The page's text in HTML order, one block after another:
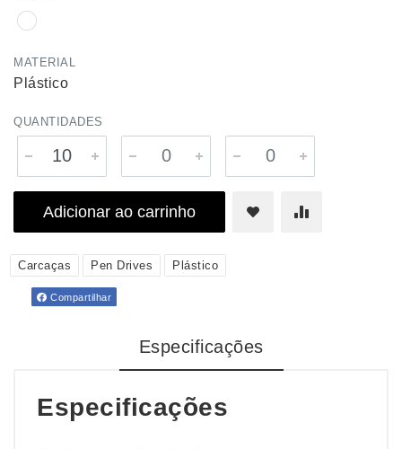
MATERIAL
Plástico
QUANTIDADES
Adicionar ao carrinho
Carcaças Pen Drives Plástico
Compartilhar
Especificações
Especificações